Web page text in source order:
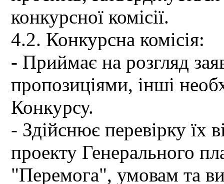
конкурсної комісії.
4.2. Конкурсна комісія:
- Приймає на розгляд
пропозиціями, інші
Конкурсу.
- Здійснює перевірку їх
проекту Генерального
"Перемога", умовам та